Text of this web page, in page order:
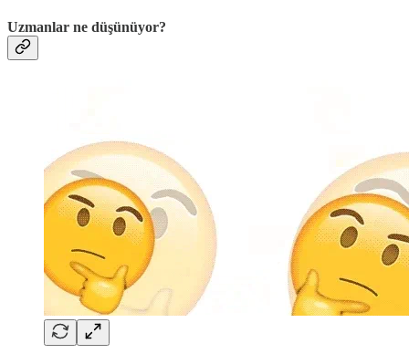
Uzmanlar ne düşünüyor?